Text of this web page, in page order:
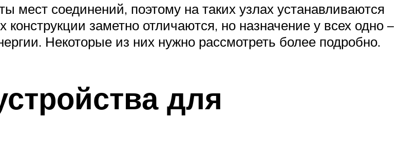
мест соединений, поэтому на таких узлах устанавливаются
заметно отличаются, но назначение у всех одно –
Некоторые из них нужно рассмотреть более подробно.
для